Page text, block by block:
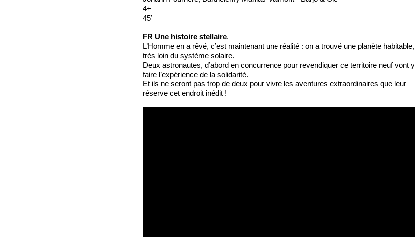
4+
45’
FR Une histoire stellaire.
L’Homme en a rêvé, c’est maintenant une réalité : on a trouvé une planète habitable,
très loin du système solaire.
Deux astronautes, d’abord en concurrence pour revendiquer ce territoire neuf vont y
faire l’expérience de la solidarité.
Et ils ne seront pas trop de deux pour vivre les aventures extraordinaires que leur
réserve cet endroit inédit !